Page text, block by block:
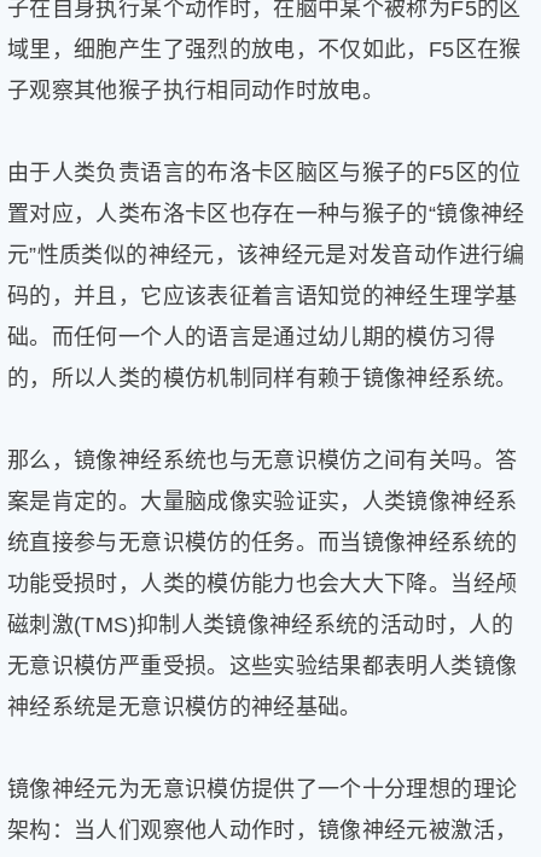
子在自身执行某个动作时，在脑中某个被称为F5的区
域里，细胞产生了强烈的放电，不仅如此，F5区在猴
子观察其他猴子执行相同动作时放电。
由于人类负责语言的布洛卡区脑区与猴子的F5区的位
置对应，人类布洛卡区也存在一种与猴子的“镜像神经
元”性质类似的神经元，该神经元是对发音动作进行编
码的，并且，它应该表征着言语知觉的神经生理学基
础。而任何一个人的语言是通过幼儿期的模仿习得
的，所以人类的模仿机制同样有赖于镜像神经系统。
那么，镜像神经系统也与无意识模仿之间有关吗。答
案是肯定的。大量脑成像实验证实，人类镜像神经系
统直接参与无意识模仿的任务。而当镜像神经系统的
功能受损时，人类的模仿能力也会大大下降。当经颅
磁刺激(TMS)抑制人类镜像神经系统的活动时，人的
无意识模仿严重受损。这些实验结果都表明人类镜像
神经系统是无意识模仿的神经基础。
镜像神经元为无意识模仿提供了一个十分理想的理论
架构：当人们观察他人动作时，镜像神经元被激活，